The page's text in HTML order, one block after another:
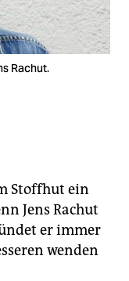
Rachut.
Stoffhut ein
Jens Rachut
er immer
wenden